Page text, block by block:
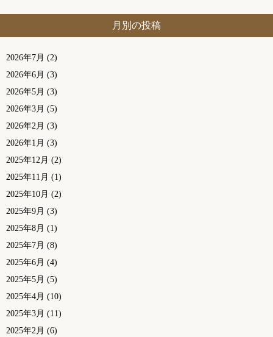
月別の投稿
2026年7月 (2)
2026年6月 (3)
2026年5月 (3)
2026年3月 (5)
2026年2月 (3)
2026年1月 (3)
2025年12月 (2)
2025年11月 (1)
2025年10月 (2)
2025年9月 (3)
2025年8月 (1)
2025年7月 (8)
2025年6月 (4)
2025年5月 (5)
2025年4月 (10)
2025年3月 (11)
2025年2月 (6)